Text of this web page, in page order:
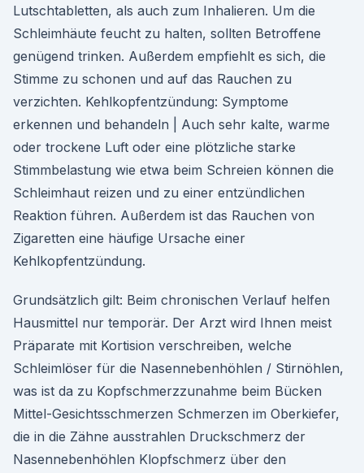
Lutschtabletten, als auch zum Inhalieren. Um die
Schleimhäute feucht zu halten, sollten Betroffene
genügend trinken. Außerdem empfiehlt es sich, die
Stimme zu schonen und auf das Rauchen zu
verzichten. Kehlkopfentzündung: Symptome
erkennen und behandeln | Auch sehr kalte, warme
oder trockene Luft oder eine plötzliche starke
Stimmbelastung wie etwa beim Schreien können die
Schleimhaut reizen und zu einer entzündlichen
Reaktion führen. Außerdem ist das Rauchen von
Zigaretten eine häufige Ursache einer
Kehlkopfentzündung.
Grundsätzlich gilt: Beim chronischen Verlauf helfen
Hausmittel nur temporär. Der Arzt wird Ihnen meist
Präparate mit Kortision verschreiben, welche
Schleimlöser für die Nasennebenhöhlen / Stirnöhlen,
was ist da zu Kopfschmerzzunahme beim Bücken
Mittel-Gesichtsschmerzen Schmerzen im Oberkiefer,
die in die Zähne ausstrahlen Druckschmerz der
Nasennebenhöhlen Klopfschmerz über den